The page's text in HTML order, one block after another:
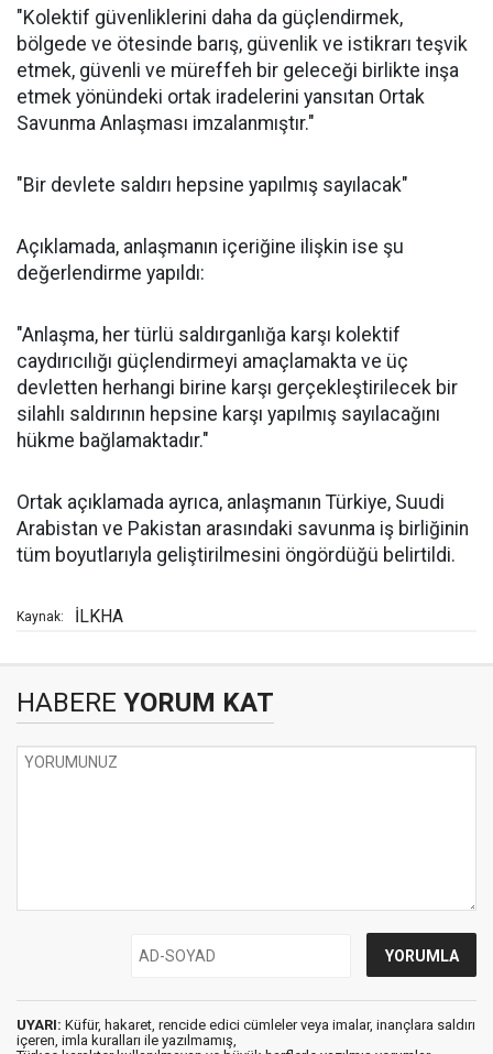
"Kolektif güvenliklerini daha da güçlendirmek,
bölgede ve ötesinde barış, güvenlik ve istikrarı teşvik
etmek, güvenli ve müreffeh bir geleceği birlikte inşa
etmek yönündeki ortak iradelerini yansıtan Ortak
Savunma Anlaşması imzalanmıştır."
"Bir devlete saldırı hepsine yapılmış sayılacak"
Açıklamada, anlaşmanın içeriğine ilişkin ise şu
değerlendirme yapıldı:
"Anlaşma, her türlü saldırganlığa karşı kolektif
caydırıcılığı güçlendirmeyi amaçlamakta ve üç
devletten herhangi birine karşı gerçekleştirilecek bir
silahlı saldırının hepsine karşı yapılmış sayılacağını
hükme bağlamaktadır."
Ortak açıklamada ayrıca, anlaşmanın Türkiye, Suudi
Arabistan ve Pakistan arasındaki savunma iş birliğinin
tüm boyutlarıyla geliştirilmesini öngördüğü belirtildi.
Kaynak: İLKHA
HABERE YORUM KAT
UYARI: Küfür, hakaret, rencide edici cümleler veya imalar, inançlara saldırı
içeren, imla kuralları ile yazılmamış,